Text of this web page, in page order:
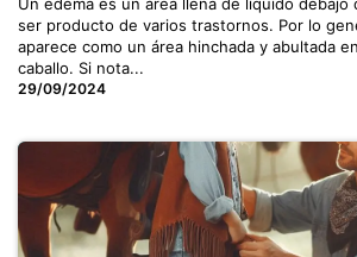
ser producto de varios trastornos. Por lo
aparece como un área hinchada y abultada
caballo. Si nota...
29/09/2024